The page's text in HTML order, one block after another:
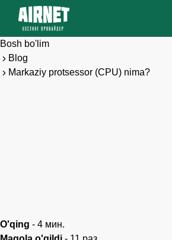
Bosh bo'lim
Blog
Markaziy protsessor (CPU) nima?
O'qing - 4 мин.
Onlayn chat